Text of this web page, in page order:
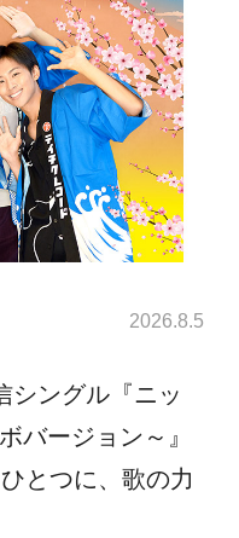
2026.8.5
シングル『ニッ
バージョン～』
とつに、歌の力